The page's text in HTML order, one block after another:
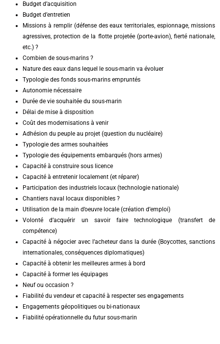
Budget d’acquisition
Budget d’entretien
Missions à remplir (défense des eaux territoriales, espionnage, missions
agressives, protection de la flotte projetée (porte-avion), fierté nationale,
etc.) ?
Combien de sous-marins ?
Nature des eaux dans lequel le sous-marin va évoluer
Typologie des fonds sous-marins empruntés
Autonomie nécessaire
Durée de vie souhaitée du sous-marin
Délai de mise à disposition
Coût des modernisations à venir
Adhésion du peuple au projet (question du nucléaire)
Typologie des armes souhaitées
Typologie des équipements embarqués (hors armes)
Capacité à construire sous licence
Capacité à entretenir localement (et réparer)
Participation des industriels locaux (technologie nationale)
Chantiers naval locaux disponibles ?
Utilisation de la main d’oeuvre locale (création d’emploi)
Volonté d’acquérir un savoir faire technologique (transfert de
compétence)
Capacité à négocier avec l’acheteur dans la durée (Boycottes, sanctions
internationales, conséquences diplomatiques)
Capacité à obtenir les meilleures armes à bord
Capacité à former les équipages
Neuf ou occasion ?
Fiabilité du vendeur et capacité à respecter ses engagements
Engagements géopolitiques ou bi-nationaux
Fiabilité opérationnelle du futur sous-marin